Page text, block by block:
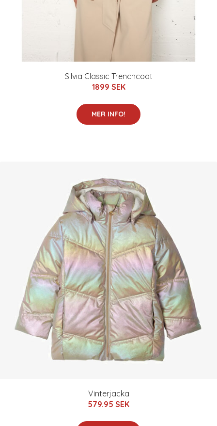
Silvia Classic Trenchcoat
1899 SEK
MER INFO!
Vinterjacka
579.95 SEK